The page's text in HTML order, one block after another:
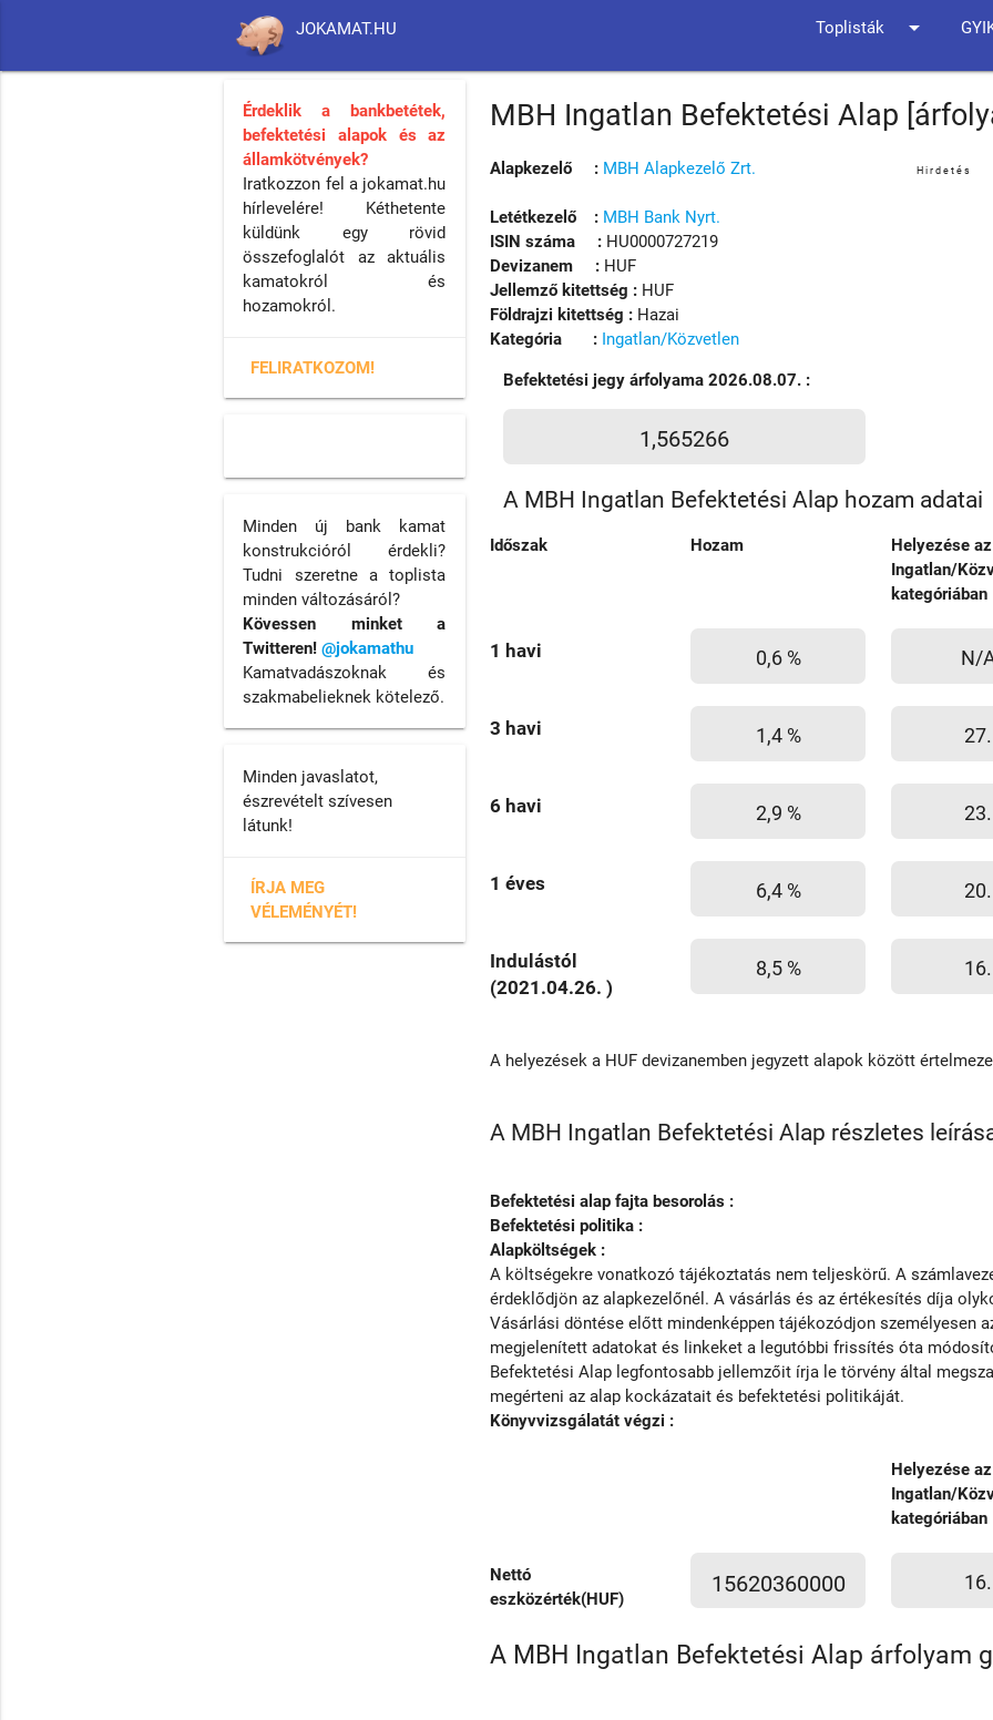
JOKAMAT.HU Toplisták arrow_drop_down
MBH Ingatlan Befektetési Alap
Hirdetés
Alapkezelő : MBH Alapkezelő Zrt.
Letétkezelő : MBH Bank Nyrt.
ISIN száma : HU0000727219
Devizanem : HUF
Jellemző kitettség : HUF
Földrajzi kitettség : Hazai
Kategória : Ingatlan/Közvetlen
Befektetési jegy árfolyama 2026.08.07. :
1,565266
A MBH Ingatlan Befektetési Alap hozam adatai
Időszak Hozam
Helyezése az
Ingatlan/
kategóriában
1 havi 0,6 % N/
3 havi 1,4 % 27.
6 havi 2,9 % 23.
1 éves 6,4 % 20.
Indulástól
(2021.04.26. )
8,5 % 16.
A helyezések a HUF devizanemben jegyzett alapok között
A MBH Ingatlan Befektetési Alap részletes
Befektetési alap fajta besorolás :
Befektetési politika :
Alapköltségek :
A költségekre vonatkozó tájékoztatás nem teljeskörű. A
érdeklődjön az alapkezelőnél. A vásárlás és az értékesítés díja
Vásárlási döntése előtt mindenképpen tájékozódjon személyesen
megjelenített adatokat és linkeket a legutóbbi frissítés óta
Befektetési Alap legfontosabb jellemzőit írja le törvény által
megérteni az alap kockázatait és befektetési politikáját.
Könyvvizsgálatát végzi :
Helyezése az
Ingatlan/
kategóriában
Nettó
eszközérték(HUF)
15620360000 16.
A MBH Ingatlan Befektetési Alap árfolyam
Érdeklik a bankbetétek,
befektetési alapok és az
államkötvények?
Iratkozzon fel a jokamat.hu
hírlevelére! Kéthetente
küldünk egy rövid
összefoglalót az aktuális
kamatokról és
hozamokról.
FELIRATKOZOM!
Minden új bank kamat
konstrukcióról érdekli?
Tudni szeretne a toplista
minden változásáról?
Kövessen minket a
Twitteren!@jokamathu
Kamatvadászoknak és
szakmabelieknek kötelező.
Minden javaslatot,
észrevételt szívesen
látunk!
ÍRJA MEG
VÉLEMÉNYÉT!